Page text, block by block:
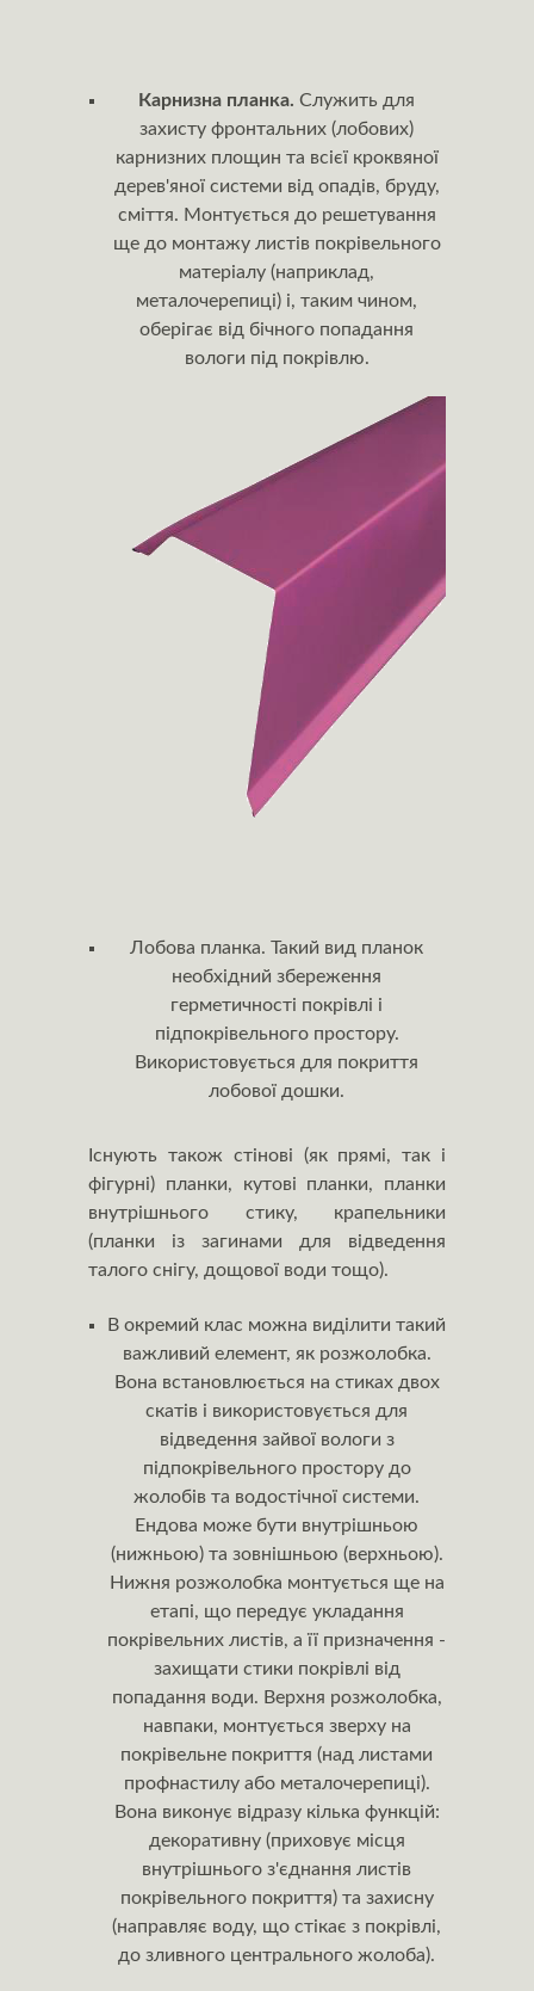
Карнизна планка. Служить для
захисту фронтальних (лобових)
карнизних площин та всієї кроквяної
дерев'яної системи від опадів, бруду,
сміття. Монтується до решетування
ще до монтажу листів покрівельного
матеріалу (наприклад,
металочерепиці) і, таким чином,
оберігає від бічного попадання
вологи під покрівлю.
Лобова планка. Такий вид планок
необхідний збереження
герметичності покрівлі і
підпокрівельного простору.
Використовується для покриття
лобової дошки.
Існують також стінові (як прямі, так і
фігурні) планки, кутові планки, планки
внутрішнього стику, крапельники
(планки із загинами для відведення
талого снігу, дощової води тощо).
В окремий клас можна виділити такий
важливий елемент, як розжолобка.
Вона встановлюється на стиках двох
скатів і використовується для
відведення зайвої вологи з
підпокрівельного простору до
жолобів та водостічної системи.
Ендова може бути внутрішньою
(нижньою) та зовнішньою (верхньою).
Нижня розжолобка монтується ще на
етапі, що передує укладання
покрівельних листів, а її призначення -
захищати стики покрівлі від
попадання води. Верхня розжолобка,
навпаки, монтується зверху на
покрівельне покриття (над листами
профнастилу або металочерепиці).
Вона виконує відразу кілька функцій:
декоративну (приховує місця
внутрішнього з'єднання листів
покрівельного покриття) та захисну
(направляє воду, що стікає з покрівлі,
до зливного центрального жолоба).